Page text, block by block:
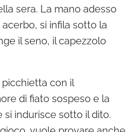
sera. La mano adesso
si infila sotto la
il seno, il capezzolo
picchietta con il
di fiato sospeso e la
indurisce sotto il dito.